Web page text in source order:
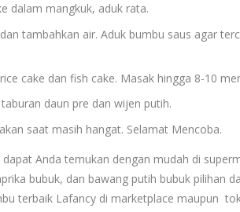
dalam mangkuk, aduk rata.
tambahkan air. Aduk bumbu saus agar
cake dan fish cake. Masak hingga 8-10
daun pre dan wijen putih.
saat masih hangat. Selamat Mencoba.
Anda temukan dengan mudah di
bubuk, dan bawang putih bubuk pilihan
terbaik Lafancy di marketplace maupun